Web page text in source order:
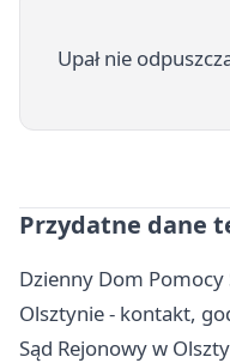
Upał nie
Przydatne dane
Dzienny Dom Pomocy
Olsztynie - kontakt,
Sąd Rejonowy w